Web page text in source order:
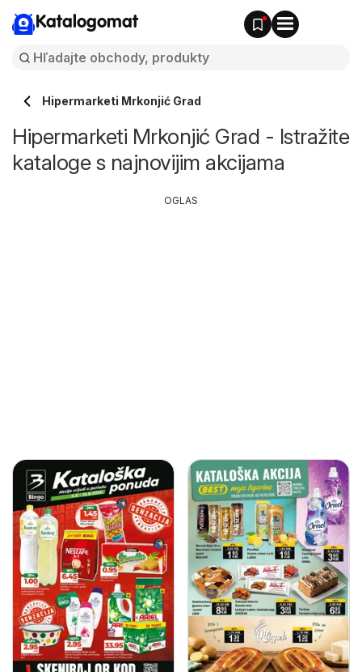
Katalogomat
Hipermarketi Mrkonjić Grad
Hipermarketi Mrkonjić Grad - Istražite
kataloge s najnovijim akcijama
OGLAS